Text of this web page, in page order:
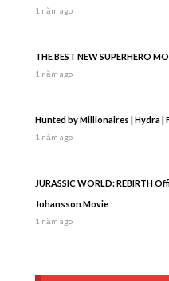
1 năm ago
THE BEST NEW SUPERHERO
1 năm ago
Hunted by Millionaires | Hydra
1 năm ago
JURASSIC WORLD: REBIRTH
Johansson Movie
1 năm ago